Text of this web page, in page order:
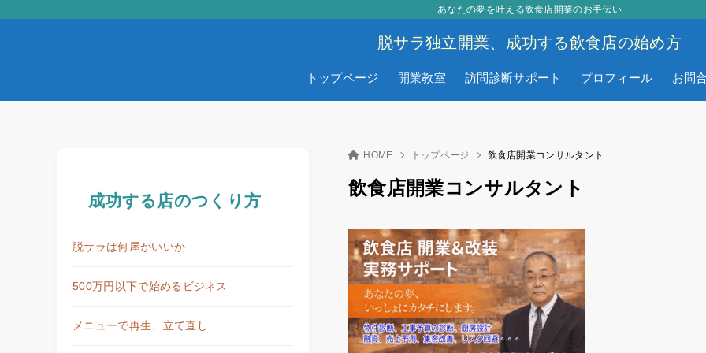
脱サラ独立開業、成功する飲食店の始め方
あなたの夢を叶える飲食店開業のお手伝い
トップページ 開業教室 訪問診断サポート プロフィール お問
HOME トップページ 飲食店開業コンサルタント
飲食店開業コンサルタント
成功する店のつくり方
脱サラは何屋がいいか
500万円以下で始めるビジネス
メニューで再生、立て直し